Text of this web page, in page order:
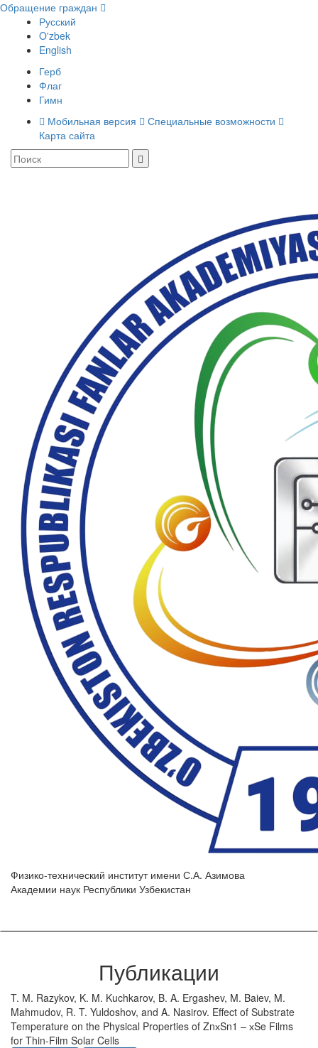
Обращение граждан
Русский
O'zbek
English
Герб
Флаг
Гимн
Мобильная версия
Специальные возможности
Карта сайта
Физико-технический институт имени С.А. Азимова
Академии наук Республики Узбекистан
Публикации
T. M. Razykov, K. M. Kuchkarov, B. A. Ergashev, M. Baiev, M.
Mahmudov, R. T. Yuldoshov, and A. Nasirov. Effect of Substrate
Temperature on the Physical Properties of ZnхSn1 – хSe Films
for Thin-Film Solar Cells